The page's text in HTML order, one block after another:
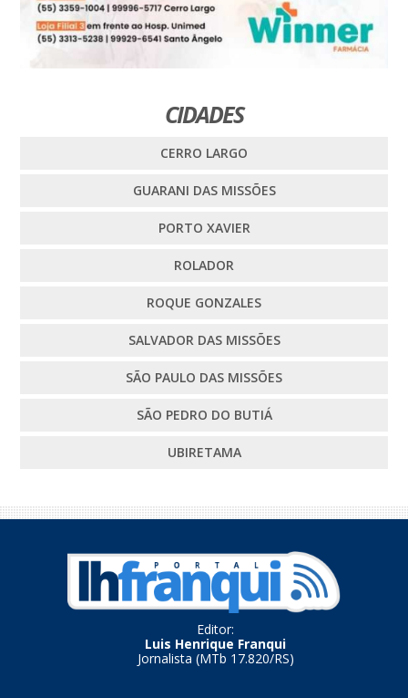
CIDADES
CERRO LARGO
GUARANI DAS MISSÕES
PORTO XAVIER
ROLADOR
ROQUE GONZALES
SALVADOR DAS MISSÕES
SÃO PAULO DAS MISSÕES
SÃO PEDRO DO BUTIÁ
UBIRETAMA
Editor:
Luis Henrique Franqui
Jornalista (MTb 17.820/RS)